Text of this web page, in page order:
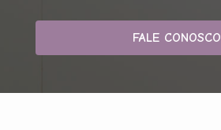
FALE CONOSCO